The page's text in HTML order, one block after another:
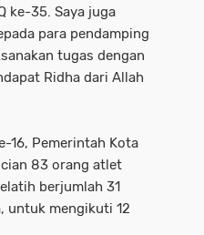
ke-35. Saya juga
para pendamping
tugas dengan
Ridha dari Allah
16, Pemerintah Kota
83 orang atlet
berjumlah 31
untuk mengikuti 12